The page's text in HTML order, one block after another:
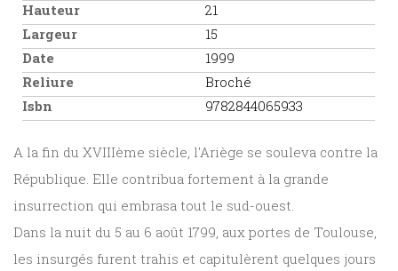
Hauteur
21
Largeur
15
Date
1999
Reliure
Broché
Isbn
9782844065933
A la fin du XVIIIème siècle, l'Ariège se souleva contre la
République. Elle contribua fortement à la grande
insurrection qui embrasa tout le sud-ouest.
Dans la nuit du 5 au 6 août 1799, aux portes de Toulouse,
les insurgés furent trahis et capitulèrent quelques jours